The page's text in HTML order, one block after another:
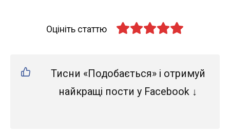
Оцініть статтю
Тисни «Подобається» і отримуй
найкращі пости у Facebook ↓